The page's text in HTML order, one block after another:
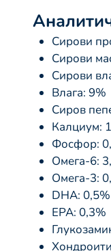
Сирови
Сирови
Сирови
Влага: 9%
Сиров
Калциум:
Фосфор:
Омега-6:
Омега-3:
DHA: 0,5%
EPA: 0,3%